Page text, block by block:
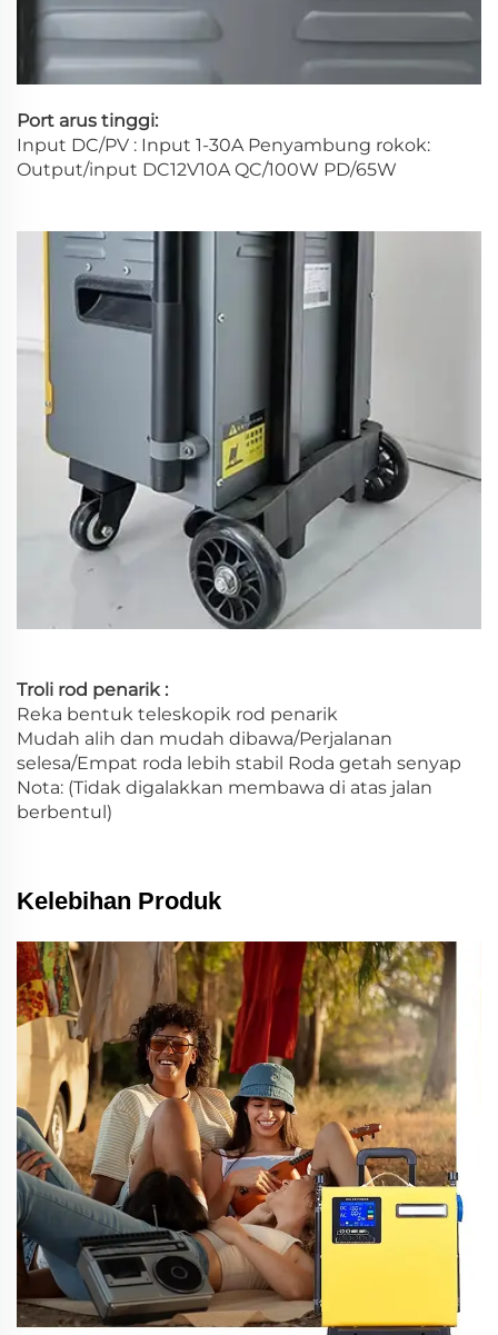
Port arus tinggi:
Input DC/PV : Input 1-30A Penyambung rokok:
Output/input DC12V10A QC/100W PD/65W
Troli rod penarik :
Reka bentuk teleskopik rod penarik
Mudah alih dan mudah dibawa/Perjalanan
selesa/Empat roda lebih stabil Roda getah senyap
Nota: (Tidak digalakkan membawa di atas jalan
berbentul)
Kelebihan Produk